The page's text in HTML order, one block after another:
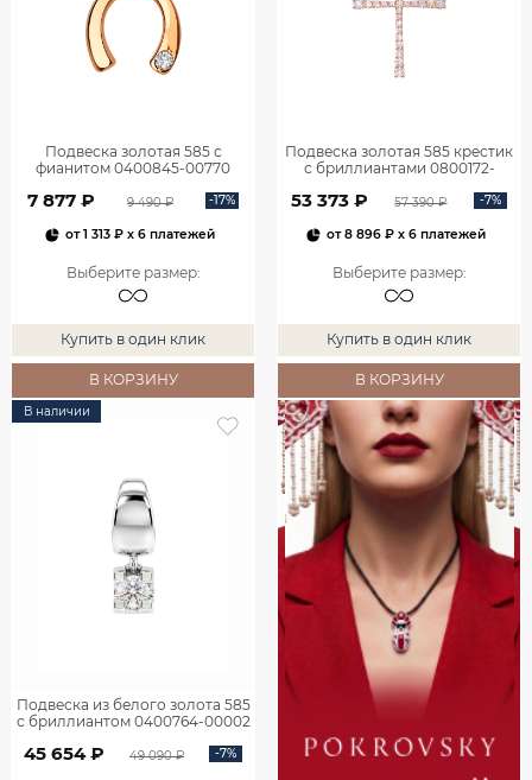
Подвеска золотая 585 с
фианитом 0400845-00770
7 877 ₽ 9 490 ₽ -17%
от1 313 ₽ x 6 платежей
Выберите размер:
Купить в один клик
В КОРЗИНУ
Подвеска золотая 585 крестик
с бриллиантами 0800172-
53 373 ₽ 57 390 ₽ -7%
от8 896 ₽ x 6 платежей
Выберите размер:
Купить в один клик
В КОРЗИНУ
В наличии
Подвеска из белого золота 585
с бриллиантом 0400764-00002
45 654 ₽ 49 090 ₽ -7%